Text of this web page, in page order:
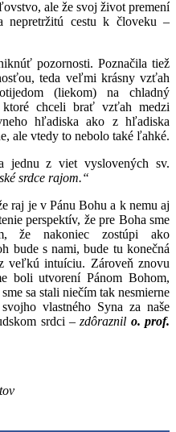
ale že svoj život premení
nepretržitú cestu k človeku –
pozornosti. Poznačila tiež
teda veľmi krásny vzťah
(liekom) na chladný
ktoré chceli brať vzťah medzi
hľadiska ako z hľadiska
ale vtedy to nebolo také ľahké.
jednu z viet vyslovených sv.
srdce rajom.“
raj je v Pánu Bohu a k nemu aj
perspektív, že pre Boha sme
že nakoniec zostúpi ako
bude s nami, bude tu konečná
veľkú intuíciu. Zároveň znovu
boli utvorení Pánom Bohom,
sa stali niečím tak nesmierne
vlastného Syna za naše
srdci –zdôraznil o. prof.